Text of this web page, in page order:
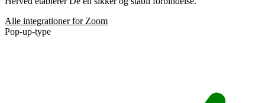
Alle integrationer for Zoom
Pop-up-type